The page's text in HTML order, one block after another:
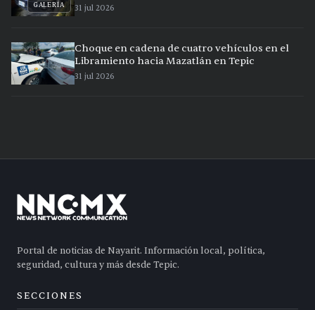
GALERÍA 31 jul 2026
Choque en cadena de cuatro vehículos en el
Libramiento hacia Mazatlán en Tepic
31 jul 2026
Portal de noticias de Nayarit. Información local, política,
seguridad, cultura y más desde Tepic.
SECCIONES